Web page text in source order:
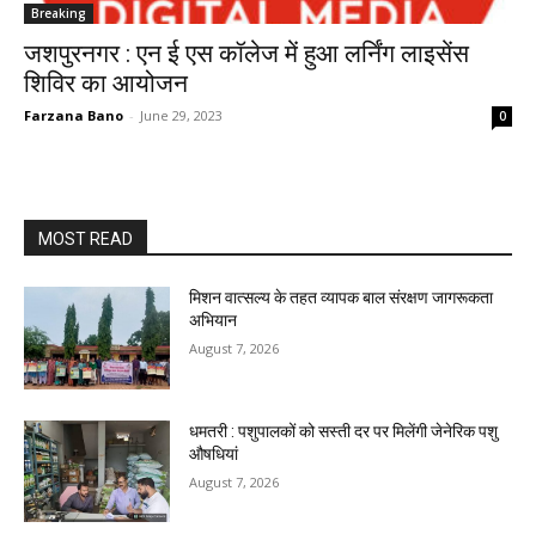
Breaking
जशपुरनगर : एन ई एस कॉलेज में हुआ लर्निंग लाइसेंस
शिविर का आयोजन
Farzana Bano - June 29, 2023 0
MOST READ
मिशन वात्सल्य के तहत व्यापक बाल संरक्षण जागरूकता
अभियान
August 7, 2026
धमतरी : पशुपालकों को सस्ती दर पर मिलेंगी जेनेरिक पशु
औषधियां
August 7, 2026